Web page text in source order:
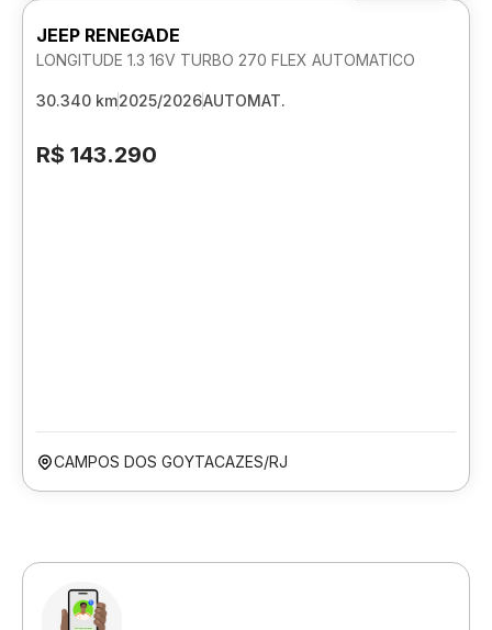
JEEP RENEGADE
LONGITUDE 1.3 16V TURBO 270 FLEX AUTOMATICO
30.340 km2025/2026AUTOMAT.
R$ 143.290
CAMPOS DOS GOYTACAZES/RJ